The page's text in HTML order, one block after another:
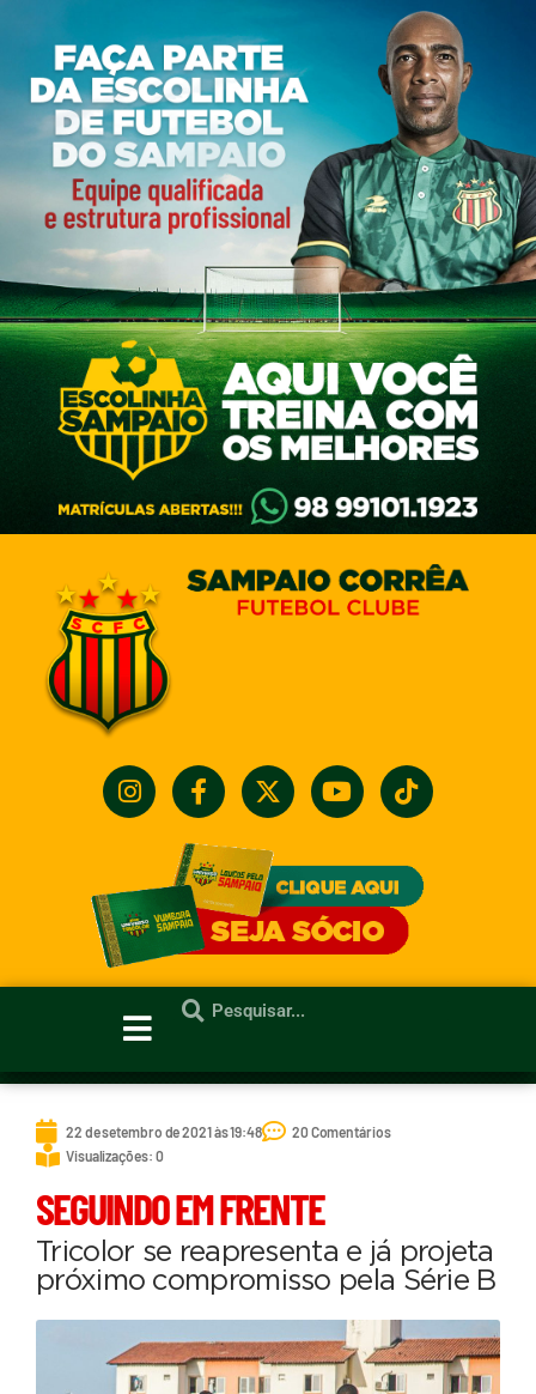
22 de setembro de 2021 às 19:48
20 Comentários
Visualizações: 0
SEGUINDO EM FRENTE
Tricolor se reapresenta e já projeta
próximo compromisso pela Série B